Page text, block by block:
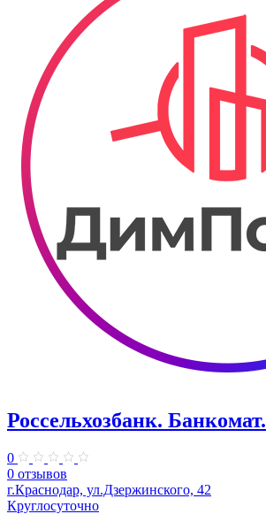
Россельхозбанк. Банкомат.
0
0 отзывов
г.Краснодар, ул.Дзержинского, 42
Круглосуточно